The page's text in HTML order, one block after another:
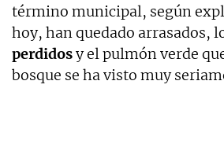
término municipal, según
hoy, han quedado arrasados,
perdidosy el pulmón verde
bosque se ha visto muy